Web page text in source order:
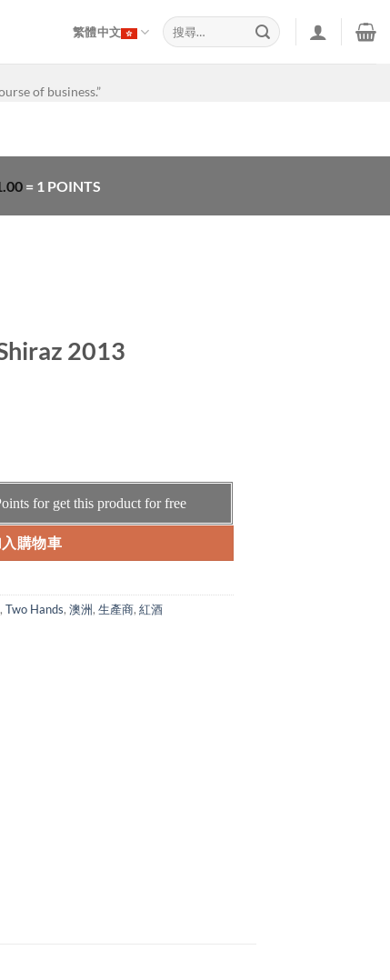
繁體中文
搜
尋
of business.”
= 1 POINTS
2013
for get this product for free
入購物車
, Two Hands, 澳洲, 生產商, 紅酒